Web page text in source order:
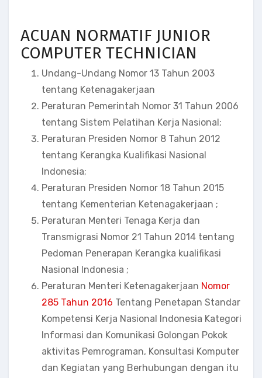
ACUAN NORMATIF JUNIOR
COMPUTER TECHNICIAN
Undang-Undang Nomor 13 Tahun 2003
tentang Ketenagakerjaan
Peraturan Pemerintah Nomor 31 Tahun 2006
tentang Sistem Pelatihan Kerja Nasional;
Peraturan Presiden Nomor 8 Tahun 2012
tentang Kerangka Kualifikasi Nasional
Indonesia;
Peraturan Presiden Nomor 18 Tahun 2015
tentang Kementerian Ketenagakerjaan ;
Peraturan Menteri Tenaga Kerja dan
Transmigrasi Nomor 21 Tahun 2014 tentang
Pedoman Penerapan Kerangka kualifikasi
Nasional Indonesia ;
Peraturan Menteri Ketenagakerjaan Nomor
285 Tahun 2016 Tentang Penetapan Standar
Kompetensi Kerja Nasional Indonesia Kategori
Informasi dan Komunikasi Golongan Pokok
aktivitas Pemrograman, Konsultasi Komputer
dan Kegiatan yang Berhubungan dengan itu